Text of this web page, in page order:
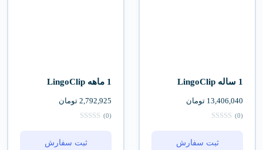
1 ساله LingoClip
13,406,040 تومان
(0)
ثبت سفارش
1 ماهه LingoClip
2,792,925 تومان
(0)
ثبت سفارش